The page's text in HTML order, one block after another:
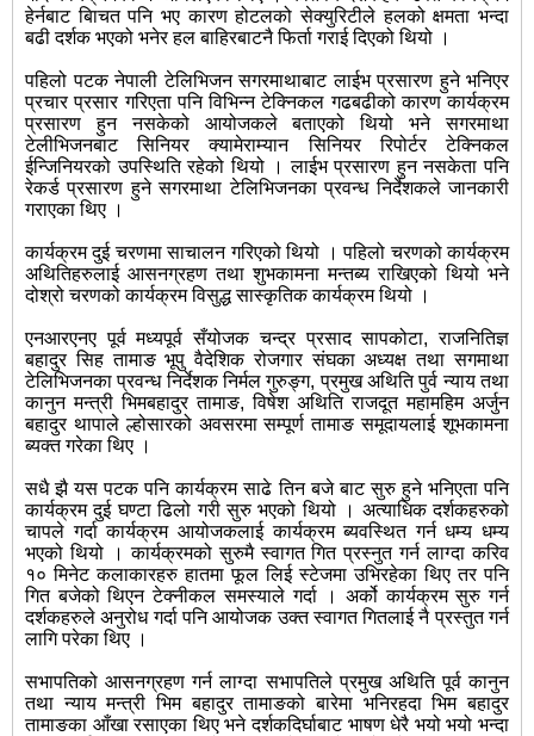
हेर्नबाट बिाचत पनि भए कारण होटलको सेक्युरिटीले हलको क्षमता भन्दा
बढी दर्शक भएको भनेर हल बाहिरबाटनै फिर्ता गराई दिएको थियो ।
पहिलो पटक नेपाली टेलिभिजन सगरमाथाबाट लाईभ प्रसारण हुने भनिएर
प्रचार प्रसार गरिएता पनि विभिन्न टेक्निकल गढबढीको कारण कार्यक्रम
प्रसारण हुन नसकेको आयोजकले बताएको थियो भने सगरमाथा
टेलीभिजनबाट सिनियर क्यामेराम्यान सिनियर रिपोर्टर टेक्निकल
ईन्जिनियरको उपस्थिति रहेको थियो । लाईभ प्रसारण हुन नसकेता पनि
रेकर्ड प्रसारण हुने सगरमाथा टेलिभिजनका प्रवन्ध निर्देशकले जानकारी
गराएका थिए ।
कार्यक्रम दुई चरणमा साचालन गरिएको थियो । पहिलो चरणको कार्यक्रम
अथितिहरुलाई आसनग्रहण तथा शुभकामना मन्तब्य राखिएको थियो भने
दोश्रो चरणको कार्यक्रम विसुद्ध सास्कृतिक कार्यक्रम थियो ।
एनआरएनए पूर्व मध्यपूर्व सँयोजक चन्द्र प्रसाद सापकोटा, राजनितिज्ञ
बहादुर सिह तामाङ भूपु वैदेशिक रोजगार संघका अध्यक्ष तथा सगमाथा
टेलिभिजनका प्रवन्ध निर्देशक निर्मल गुरुङ्ग, प्रमुख अथिति पुर्व न्याय तथा
कानुन मन्त्री भिमबहादुर तामाङ, विषेश अथिति राजदूत महामहिम अर्जुन
बहादुर थापाले ल्होसारको अवसरमा सम्पूर्ण तामाङ समूदायलाई शूभकामना
ब्यक्त गरेका थिए ।
सधै झै यस पटक पनि कार्यक्रम साढे तिन बजे बाट सुरु हुने भनिएता पनि
कार्यक्रम दुई घण्टा ढिलो गरी सुरु भएको थियो । अत्याधिक दर्शकहरुको
चापले गर्दा कार्यक्रम आयोजकलाई कार्यक्रम ब्यवस्थित गर्न धम्य धम्य
भएको थियो । कार्यक्रमको सुरुमै स्वागत गित प्रस्नुत गर्न लाग्दा करिव
१० मिनेट कलाकारहरु हातमा फूल लिई स्टेजमा उभिरहेका थिए तर पनि
गित बजेको थिएन टेक्नीकल समस्याले गर्दा । अर्को कार्यक्रम सुरु गर्न
दर्शकहरुले अनुरोध गर्दा पनि आयोजक उक्त स्वागत गितलाई नै प्रस्तुत गर्न
लागि परेका थिए ।
सभापतिको आसनग्रहण गर्न लाग्दा सभापतिले प्रमुख अथिति पूर्व कानुन
तथा न्याय मन्त्री भिम बहादुर तामाङको बारेमा भनिरहदा भिम बहादुर
तामाङका आँखा रसाएका थिए भने दर्शकदिर्घाबाट भाषण धेरै भयो भयो भन्दा